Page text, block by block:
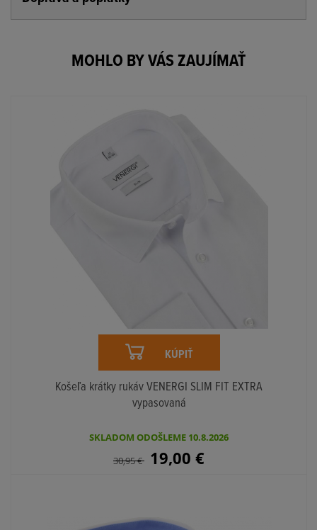
MOHLO BY VÁS ZAUJÍMAŤ
KÚPIŤ
Košeľa krátky rukáv VENERGI SLIM FIT EXTRA
vypasovaná
SKLADOM ODOŠLEME 10.8.2026
30,95€ 19,00 €